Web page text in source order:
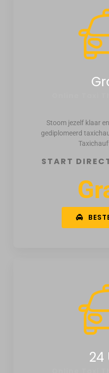
Stoom jezelf klaar
gediplomeerd
START
24